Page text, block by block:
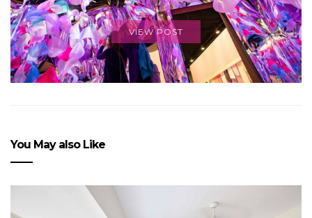
VIEW POST
You May also Like